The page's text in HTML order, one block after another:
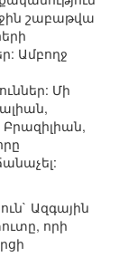
շաբաթվա
Ամբողջ
Մի
Ազգային
որի